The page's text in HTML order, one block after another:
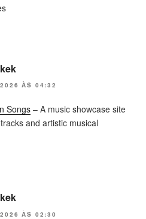
ÀS 04:32
Songs– A music showcase site
and artistic musical
ÀS 02:30